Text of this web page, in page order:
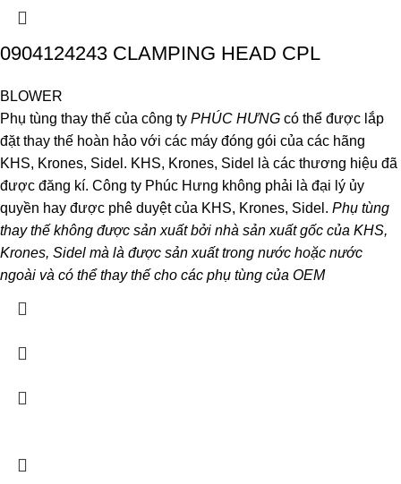
0904124243 CLAMPING HEAD CPL
BLOWER
Phụ tùng thay thế của công ty PHÚC HƯNG có thể được lắp
đặt thay thế hoàn hảo với các máy đóng gói của các hãng
KHS, Krones, Sidel. KHS, Krones, Sidel là các thương hiệu đã
được đăng kí. Công ty Phúc Hưng không phải là đại lý ủy
quyền hay được phê duyệt của KHS, Krones, Sidel. Phụ tùng
thay thế không được sản xuất bởi nhà sản xuất gốc của KHS,
Krones, Sidel mà là được sản xuất trong nước hoặc nước
ngoài và có thể thay thế cho các phụ tùng của OEM